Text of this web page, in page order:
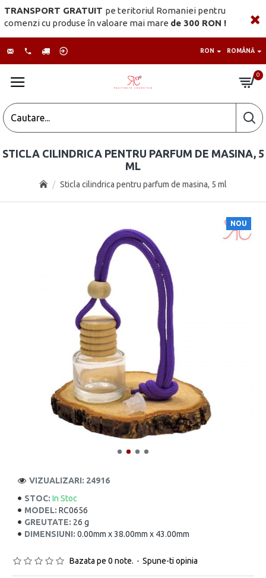
TRANSPORT GRATUIT pe teritoriul Romaniei pentru
comenzi cu produse în valoare mai mare de 300 RON !
RON ROMÂNĂ
0
Sticla cilindrica pentru parfum de masina, 5 ml
STICLA CILINDRICA PENTRU PARFUM DE MASINA, 5
ML
NOU
STOC: In Stoc
MODEL: RC0656
GREUTATE: 26 g
DIMENSIUNI: 0.00mm x 38.00mm x 43.00mm
VIZUALIZARI: 24916
Bazata pe 0 note. - Spune-ti opinia